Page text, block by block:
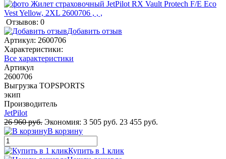
Отзывов: 0
Добавить отзыв
Артикул: 2600706
Характеристики:
Все характеристики
Артикул
2600706
Выгрузка TOPSPORTS
экип
Производитель
JetPilot
26 960 руб. Экономия: 3 505 руб. 23 455 руб.
В корзину
Купить в 1 клик